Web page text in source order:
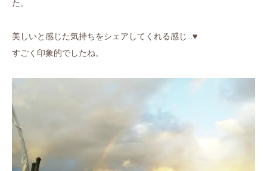
た。
美しいと感じた気持ちをシェアしてくれる感じ…♥
すごく印象的でしたね。